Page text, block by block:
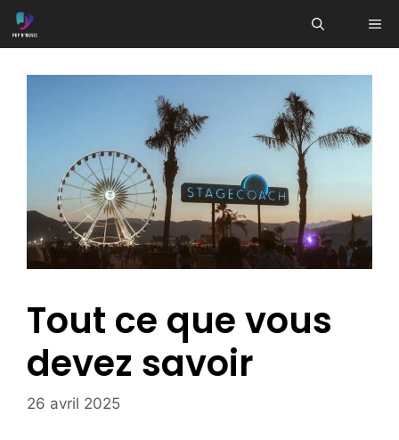
Aller
au
Tout ce que vous
devez savoir
26 avril 2025